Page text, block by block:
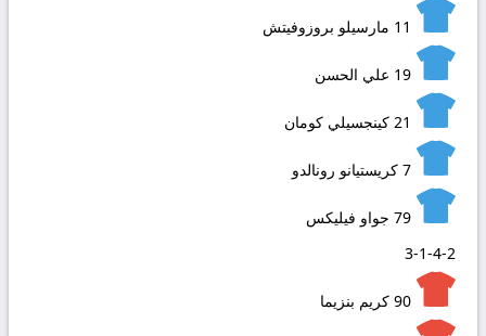
11 مارسيلو بروزوفيتش
19 علي الحسن
21 كينجسيلي كومان
7 كريستيانو رونالدو
79 جواو فيليكس
3-1-4-2
90 كريم بنزيما